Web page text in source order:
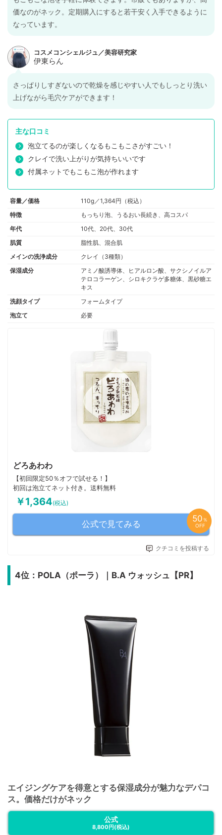
価なのがネック。定期購入にすると若干安く入手できるように
なっています。
さっぱりしすぎないので乾燥を感じやすい人でもしっとり洗い
上げながら毛穴ケアができます！
主な口コミ
泡立てるのが楽しくなるもこもこさがすごい！
クレイで洗い上がりが気持ちいいです
付属ネットでもこもこ泡が作れます
容量／価格
110g／1,364円（税込）
特徴
もっちり泡、うるおい長続き、高コスパ
年代
10代、20代、30代
肌質
脂性肌、混合肌
メインの洗浄成分
クレイ（3種類）
保湿成分
アミノ酸誘導体、ヒアルロン酸、サクシノイルア
テロコラーゲン、シロキクラゲ多糖体、黒砂糖エ
キス
洗顔タイプ
フォームタイプ
泡立て
必要
どろあわわ
【初回限定50％オフで試せる！】
初回は泡立てネット付き。送料無料
￥1,364(税込)
公式で見てみる
50 ％
OFF
クチコミを投稿する
4位：POLA（ポーラ）｜B.A ウォッシュ【PR】
エイジングケアを得意とする保湿成分が魅力なデパコ
ス。価格だけがネック
公式
8,800円(税込)